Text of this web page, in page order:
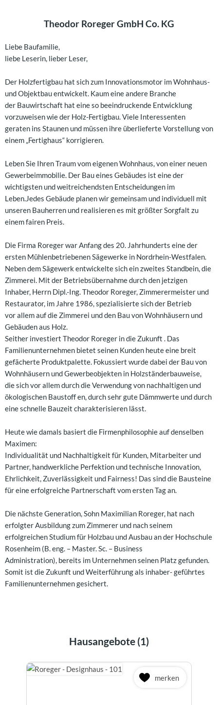
Theodor Roreger GmbH Co. KG
Liebe Baufamilie,
liebe Leserin, lieber Leser,
Der Holzfertigbau hat sich zum Innovationsmotor im Wohnhaus-
und Objektbau entwickelt. Kaum eine andere Branche
der Bauwirtschaft hat eine so beeindruckende Entwicklung
vorzuweisen wie der Holz-Fertigbau. Viele Interessenten
geraten ins Staunen und müssen ihre überlieferte Vorstellung von
einem „Fertighaus“ korrigieren.
Leben Sie Ihren Traum vom eigenen Wohnhaus, von einer neuen
Gewerbeimmobilie. Der Bau eines Gebäudes ist eine der
wichtigsten und weitreichendsten Entscheidungen im
Leben.Jedes Gebäude planen wir gemeinsam und individuell mit
unseren Bauherren und realisieren es mit größter Sorgfalt zu
einem fairen Preis.
Die Firma Roreger war Anfang des 20. Jahrhunderts eine der
ersten Mühlenbetriebenen Sägewerke in Nordrhein-Westfalen.
Neben dem Sägewerk entwickelte sich ein zweites Standbein, die
Zimmerei. Mit der Betriebsübernahme durch den jetzigen
Inhaber, Herrn Dipl.-Ing. Theodor Roreger, Zimmerermeister und
Restaurator, im Jahre 1986, spezialisierte sich der Betrieb
vor allem auf die Zimmerei und den Bau von Wohnhäusern und
Gebäuden aus Holz.
Seither investiert Theodor Roreger in die Zukunft . Das
Familienunternehmen bietet seinen Kunden heute eine breit
gefächerte Produktpalette. Fokussiert wurde dabei der Bau von
Wohnhäusern und Gewerbeobjekten in Holzständerbauweise,
die sich vor allem durch die Verwendung von nachhaltigen und
ökologischen Baustoff en, durch sehr gute Dämmwerte und durch
eine schnelle Bauzeit charakterisieren lässt.
Heute wie damals basiert die Firmenphilosophie auf denselben
Maximen:
Individualität und Nachhaltigkeit für Kunden, Mitarbeiter und
Partner, handwerkliche Perfektion und technische Innovation,
Ehrlichkeit, Zuverlässigkeit und Fairness! Das sind die Bausteine
für eine erfolgreiche Partnerschaft vom ersten Tag an.
Die nächste Generation, Sohn Maximilian Roreger, hat nach
erfolgter Ausbildung zum Zimmerer und nach seinem
erfolgreichen Studium für Holzbau und Ausbau an der Hochschule
Rosenheim (B. eng. – Master. Sc. – Business
Administration), bereits im Unternehmen seinen Platz gefunden.
Somit ist die Zukunft und Weiterführung als inhaber- geführtes
Familienunternehmen gesichert.
Hausangebote (1)
merken